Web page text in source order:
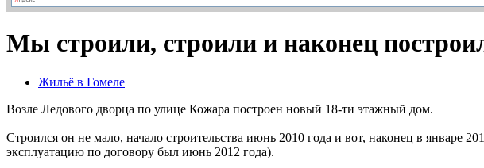
Мы строили, строили и наконец
Жильё в Гомеле
Возле Ледового дворца по улице Кожара построен новый 18-ти этажный дом.
Строился он не мало, начало строительства июнь 2010 года и вот, наконец в январе
эксплуатацию по договору был июнь 2012 года).